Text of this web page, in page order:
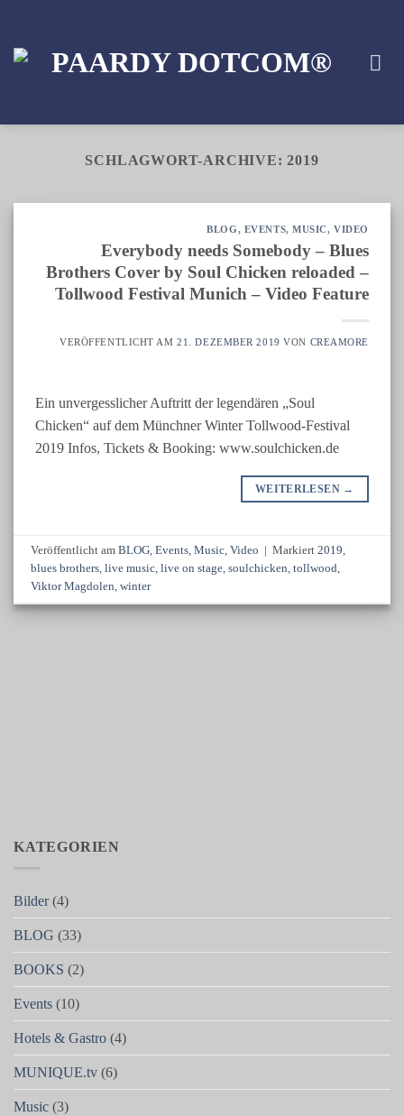
springen
SCHLAGWORT-ARCHIVE:2019
BLOG, EVENTS,MUSIC,VIDEO
Everybody needs Somebody – Blues
Brothers Cover by Soul Chicken reloaded –
Tollwood Festival Munich – Video Feature
VERÖFFENTLICHT AM21. DEZEMBER 2019 VON CREAMORE
Ein unvergesslicher Auftritt der legendären „Soul
Chicken“ auf dem Münchner Winter Tollwood-Festival
2019 Infos, Tickets & Booking: www.soulchicken.de
WEITERLESEN →
Veröffentlicht amBLOG,Events,Music,Video Markiert2019,
blues brothers,live music,live on stage,soulchicken,tollwood,
Viktor Magdolen,winter
KATEGORIEN
Bilder(4)
BLOG (33)
BOOKS (2)
Events (10)
Hotels & Gastro (4)
MUNIQUE.tv (6)
Music (3)